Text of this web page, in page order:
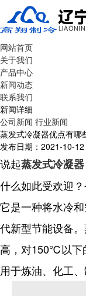
网站首页
关于我们
产品中心
新闻动态
联系我们
新闻详细
公司新闻 行业新闻
蒸发式冷凝器优点有哪
发布日期：2021-10-
说起蒸发式冷凝器
什么如此受欢迎？
它是一种将水冷
代新型节能设备。
高，对150℃以下
用于炼油、化工、